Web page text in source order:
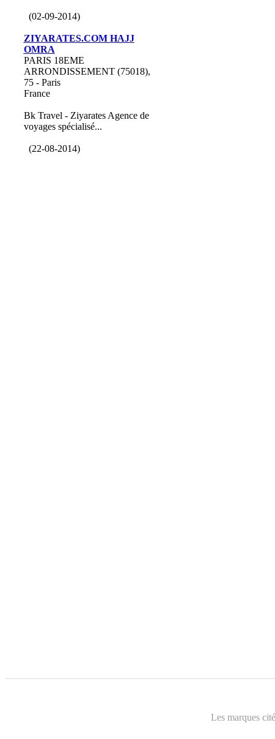
(02-09-2014)
ZIYARATES.COM HAJJ
OMRA
PARIS 18EME
ARRONDISSEMENT (75018),
75 - Paris
France
Bk Travel - Ziyarates Agence de
voyages spécialisé...
(22-08-2014)
Les marques